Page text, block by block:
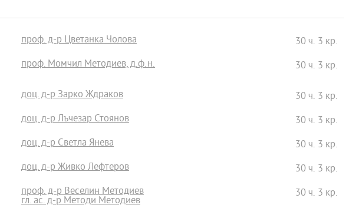
проф. д-р Цветанка Чолова
30 ч. 3 кр.
проф. Момчил Методиев, д.ф.н. 30 ч. 3 кр.
доц. д-р Зарко Ждраков
30 ч. 3 кр.
доц. д-р Лъчезар Стоянов
30 ч. 3 кр.
доц. д-р Светла Янева
30 ч. 3 кр.
доц. д-р Живко Лефтеров
30 ч. 3 кр.
проф. д-р Веселин Методиев
гл. ас. д-р Методи Методиев
30 ч. 3 кр.